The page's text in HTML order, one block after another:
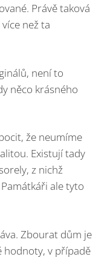
Právě taková
než ta
není to
něco krásného
že neumíme
Existují tady
z nichž
ale tyto
Zbourat dům je
hodnoty, v případě